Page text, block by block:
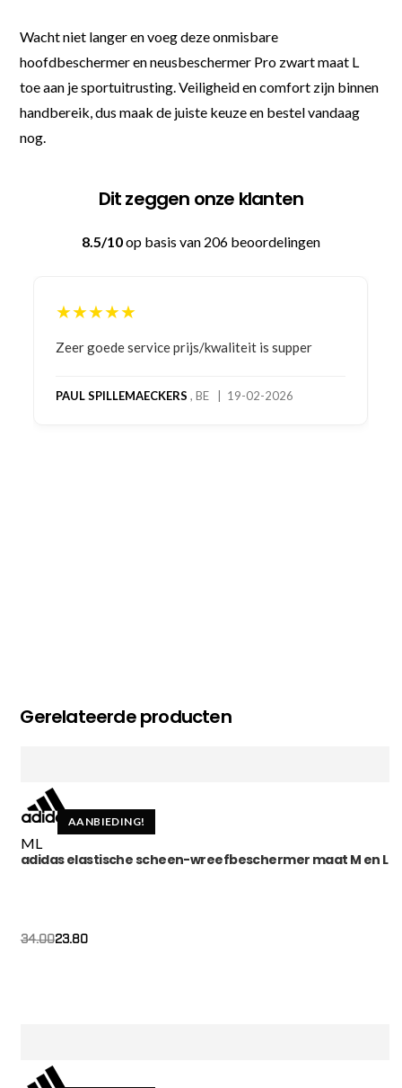
Wacht niet langer en voeg deze onmisbare
hoofdbeschermer en neusbeschermer Pro zwart maat L
toe aan je sportuitrusting. Veiligheid en comfort zijn binnen
handbereik, dus maak de juiste keuze en bestel vandaag
nog.
Dit zeggen onze klanten
8.5/10op basis van 206 beoordelingen
★★★★★
Bestelling gedaan vanwege goede prijzen en
bestelling al ontvangen met gifts, waardoor je
Gerelateerde producten
AANBIEDING!
ML
adidas elastische scheen-wreefbeschermer maat M en L
34.0023.80